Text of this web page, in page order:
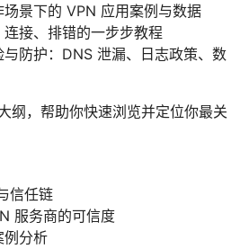
景下的 VPN 应用案例与数据
接、排错的一步步教程
防护：DNS 泄漏、日志政策、数
纲，帮助你快速浏览并定位你最关
信任链
服务商的可信度
例分析